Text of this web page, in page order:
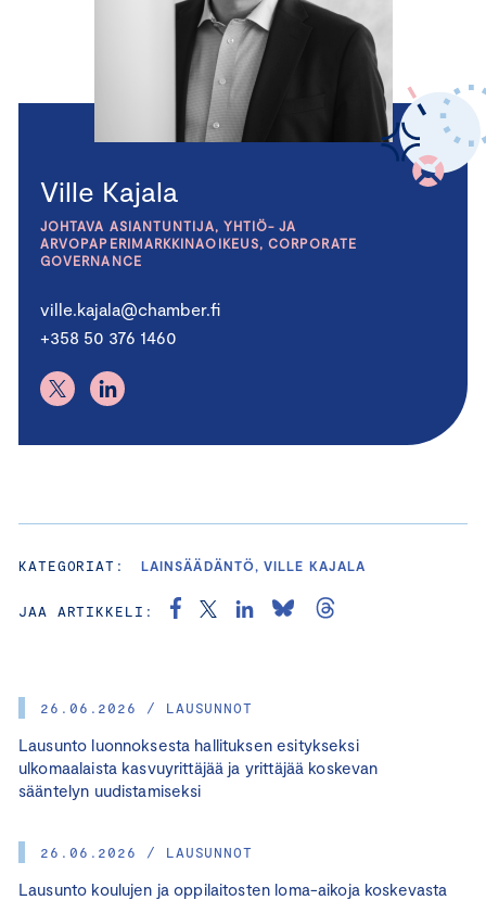
26.06.2026 / LAUSUNNOT
Lausunto luonnoksesta hallituksen esitykseksi
ulkomaalaista kasvuyrittäjää ja yrittäjää koskevan
sääntelyn uudistamiseksi
26.06.2026 / LAUSUNNOT
Lausunto koulujen ja oppilaitosten loma-aikoja koskevasta
Ville Kajala
JOHTAVA ASIANTUNTIJA, YHTIÖ- JA
ARVOPAPERIMARKKINAOIKEUS, CORPORATE
GOVERNANCE
ville.kajala@chamber.fi
+358 50 376 1460
KATEGORIAT: LAINSÄÄDÄNTÖ, VILLE KAJALA
JAA ARTIKKELI: